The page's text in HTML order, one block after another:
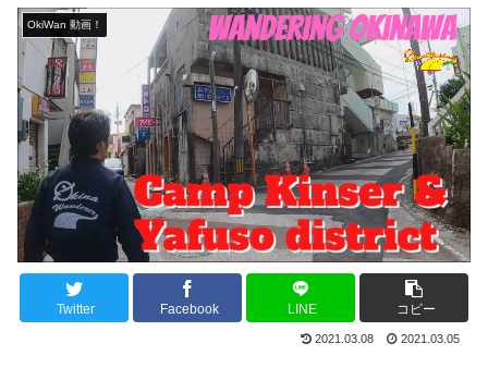
OkiWan 動画！
Twitter Facebook LINE コピー
2021.03.08 2021.03.05